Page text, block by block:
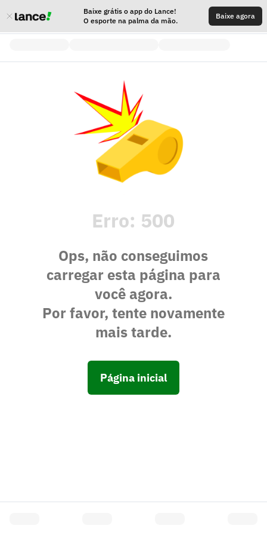
Baixe grátis o app do Lance!
O esporte na palma da mão.
Baixe agora
Erro: 500
Ops, não conseguimos
carregar esta página para
você agora.
Por favor, tente novamente
mais tarde.
Página inicial